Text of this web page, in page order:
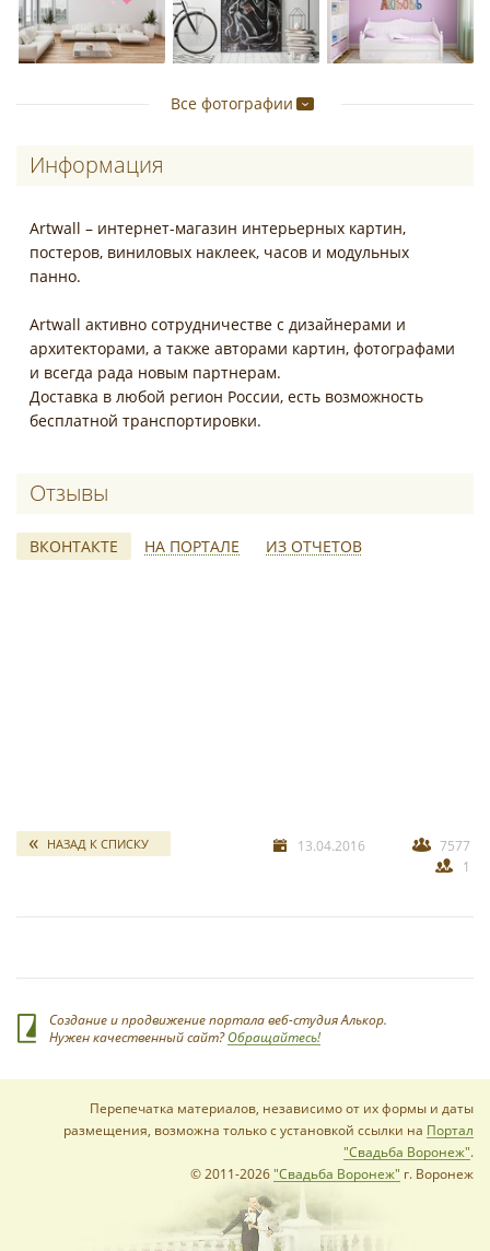
Информация
Artwall – интернет-магазин интерьерных картин,
постеров, виниловых наклеек, часов и модульных
панно.
Artwall активно сотрудничестве с дизайнерами и
архитекторами, а также авторами картин, фотографами
и всегда рада новым партнерам.
Доставка в любой регион России, есть возможность
бесплатной транспортировки.
Все фотографии
Отзывы о Artwall – интернет-магазин
ВКОНТАКТЕ НА ПОРТАЛЕ ИЗ ОТЧЕТОВ
*
*
*
НАЗАД К СПИСКУ 13.04.2016
7577
1
Создание и продвижение портала веб-студия Алькор.
Нужен качественный сайт?Обращайтесь!
Перепечатка материалов, независимо от их формы и даты
размещения, возможна только с установкой ссылки на Портал
"Свадьба Воронеж".
© 2011-2026"Свадьба Воронеж" г. Воронеж